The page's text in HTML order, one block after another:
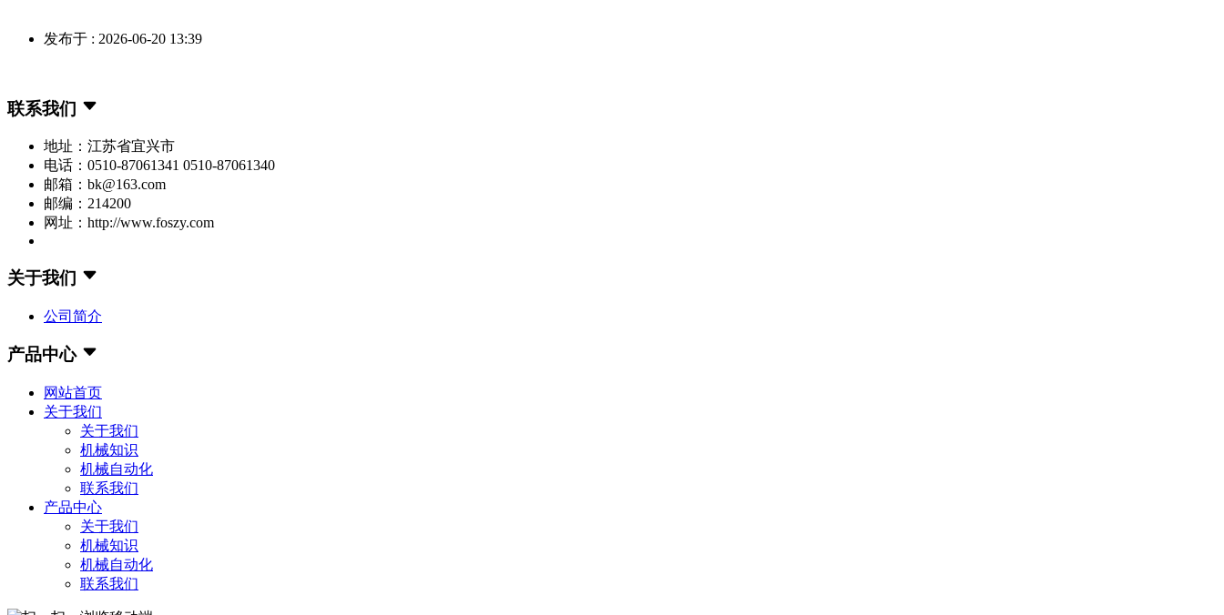
发布于 : 2026-06-20 13:39
联系我们
地址：江苏省宜兴市
电话：0510-87061341 0510-87061340
邮箱：bk@163.com
邮编：214200
网址：http://www.foszy.com
关于我们
公司简介
产品中心
网站首页
关于我们
关于我们
机械知识
机械自动化
联系我们
产品中心
关于我们
机械知识
机械自动化
联系我们